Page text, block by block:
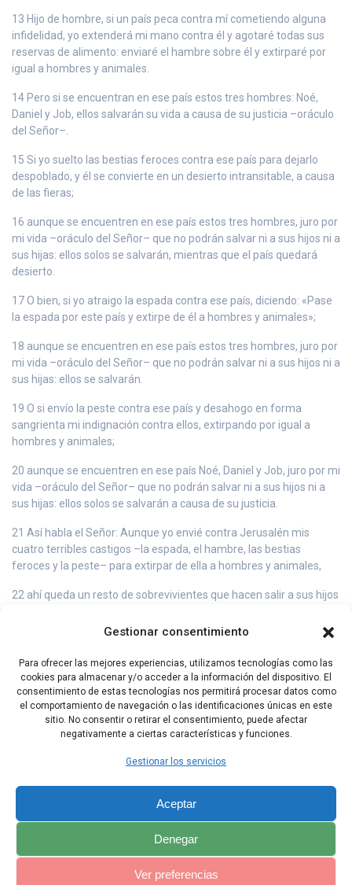
Gestionar consentimiento
Para ofrecer las mejores experiencias, utilizamos tecnologías como las
cookies para almacenar y/o acceder a la información del dispositivo. El
consentimiento de estas tecnologías nos permitirá procesar datos como
el comportamiento de navegación o las identificaciones únicas en este
sitio. No consentir o retirar el consentimiento, puede afectar
negativamente a ciertas características y funciones.
Gestionar los servicios
Aceptar
Denegar
Ver preferencias
13 Hijo de hombre, si un país peca contra mí cometiendo alguna
infidelidad, yo extenderá mi mano contra él y agotaré todas sus
reservas de alimento: enviaré el hambre sobre él y extirparé por
igual a hombres y animales.
14 Pero si se encuentran en ese país estos tres hombres: Noé,
Daniel y Job, ellos salvarán su vida a causa de su justicia –oráculo
del Señor–.
15 Si yo suelto las bestias feroces contra ese país para dejarlo
despoblado, y él se convierte en un desierto intransitable, a causa
de las fieras;
16 aunque se encuentren en ese país estos tres hombres, juro por
mi vida –oráculo del Señor– que no podrán salvar ni a sus hijos ni a
sus hijas: ellos solos se salvarán, mientras que el país quedará
desierto.
17 O bien, si yo atraigo la espada contra ese país, diciendo: «Pase
la espada por este país y extirpe de él a hombres y animales»;
18 aunque se encuentren en ese país estos tres hombres, juro por
mi vida –oráculo del Señor– que no podrán salvar ni a sus hijos ni a
sus hijas: ellos se salvarán.
19 O si envío la peste contra ese país y desahogo en forma
sangrienta mi indignación contra ellos, extirpando por igual a
hombres y animales;
20 aunque se encuentren en ese país Noé, Daniel y Job, juro por mi
vida –oráculo del Señor– que no podrán salvar ni a sus hijos ni a
sus hijas: ellos solos se salvarán a causa de su justicia.
21 Así habla el Señor: Aunque yo envié contra Jerusalén mis
cuatro terribles castigos –la espada, el hambre, las bestias
feroces y la peste– para extirpar de ella a hombres y animales,
22 ahí queda un resto de sobrevivientes que hacen salir a sus hijos
mala conducta y sus obras, y se consolarán de la desgracia que
23 Ellos los consolarán, porque ustedes verán su mala conducta y
sus obras, y así sabrán que no sin motivo hice todo esto en la
ciudad –oráculo del Señor–.
Capítulo Anterior Capítulo Siguiente